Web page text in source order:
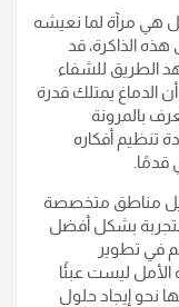
هي مرآة لما نعيشه
الذاكرة، قد
الطريق للشفاء
الدماغ يمتلك قدرة
بالمرونة
تنظيم أفكاره
قدمًا.
مناطق متخصصة
بشكل أفضل
في تطوير
الأمل ليست عبئًا
نحو إيجاد حلول